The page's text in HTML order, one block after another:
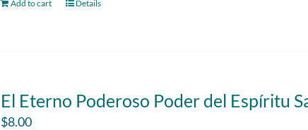
Add to cart Details
El Eterno Poderoso Poder del Espíritu
$8.00